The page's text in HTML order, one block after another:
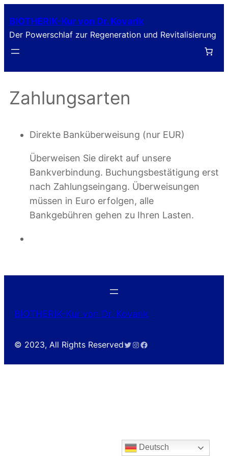
Inhalt
springen
BIOTHERIK-Kur von Dr. Kovarik
Der Powerschlaf zur Regeneration und Revitalisierung
Zahlungsarten
Direkte Banküberweisung (nur EUR)
Überweisen Sie direkt auf unsere
Bankverbindung. Buchungsbestätigung erst
nach Zahlungseingang. Überweisungen
müssen in Euro erfolgen, alle
Bankgebühren gehen zu Ihren Lasten.
BIOTHERIK-Kur von Dr. Kovarik
© 2023, All Rights ReservedTwitter
Instagram
Facebook
Deutsch